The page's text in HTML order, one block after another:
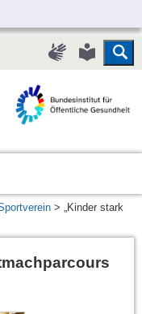
Leichte
Sprache
> „Kinder stark